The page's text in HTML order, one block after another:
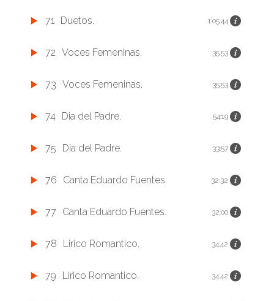
71 Duetos. 1:05:44
72 Voces Femeninas. 35:53
73 Voces Femeninas. 35:53
74 Dia del Padre. 54:19
75 Dia del Padre. 33:57
76 Canta Eduardo Fuentes. 32:32
77 Canta Eduardo Fuentes. 32:00
78 Lirico Romantico. 34:42
79 Lirico Romantico. 34:42